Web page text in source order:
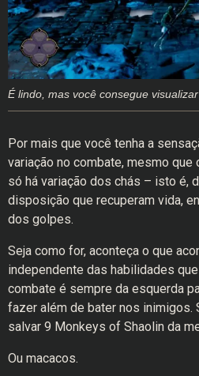
É lindo, mas você consegue
Por mais que você tenha a
variação no combate, mesmo
só há variação dos chás – isto é,
disposição que recuperam vida,
dos golpes.
Seja como for, aconteça o que
independente das habilidades
combate é sempre da esquerda
fazer além de bater nos inimigos.
salvar 9 Monkeys of Shaolin da
Ou macacos.